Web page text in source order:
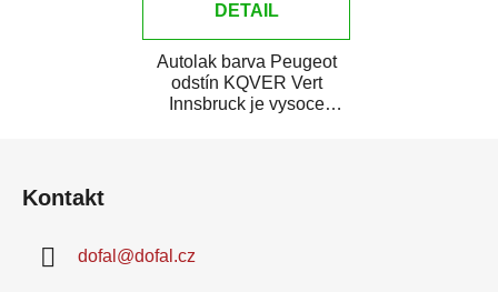
DETAIL
Autolak barva Peugeot
odstín KQVER Vert
Innsbruck je vysoce
Kontakt
dofal @dofal.cz